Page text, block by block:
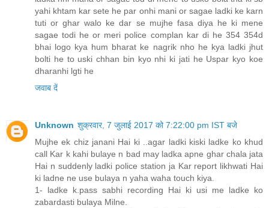
yahi khtam kar sete he par onhi mani or sagae ladki ke karn
tuti or ghar walo ke dar se mujhe fasa diya he ki mene
sagae todi he or meri police complan kar di he 354 354d
bhai logo kya hum bharat ke nagrik nho he kya ladki jhut
bolti he to uski chhan bin kyo nhi ki jati he Uspar kyo koe
dharanhi lgti he
जवाब दें
Unknown शुक्रवार, 7 जुलाई 2017 को 7:22:00 pm IST बजे
Mujhe ek chiz janani Hai ki ..agar ladki kiski ladke ko khud
call Kar k kahi bulaye n bad may ladka apne ghar chala jata
Hai n suddenly ladki police station ja Kar report likhwati Hai
ki ladne ne use bulaya n yaha waha touch kiya.
1- ladke k.pass sabhi recording Hai ki usi me ladke ko
zabardasti bulaya Milne.